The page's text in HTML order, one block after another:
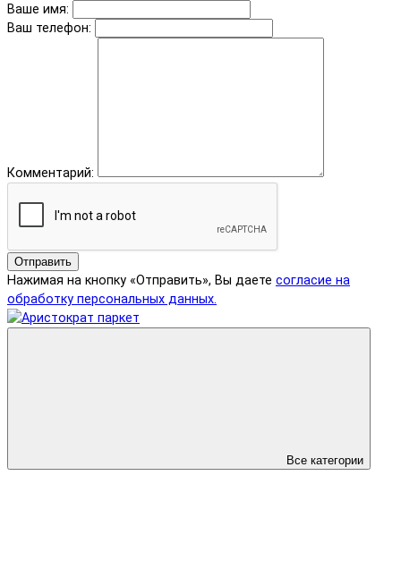
Ваше имя:
Ваш телефон:
Комментарий:
Отправить
Нажимая на кнопку «Отправить», Вы даете согласие на
обработку персональных данных.
Все категории